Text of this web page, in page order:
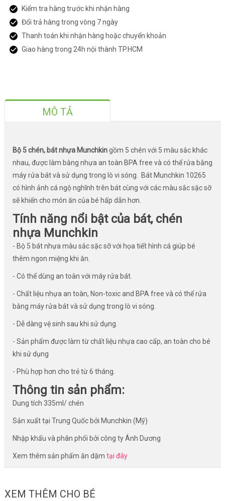
Kiểm tra hàng trước khi nhận hàng
Đổi trả hàng trong vòng 7 ngày
Thanh toán khi nhận hàng hoặc chuyển khoản
Giao hàng trong 24h nội thành TP.HCM
MÔ TẢ
Bộ 5 chén, bát nhựa Munchkingồm 5 chén với 5 màu sắc khác
nhau, được làm bằng nhựa an toàn BPA free và có thể rửa bằng
máy rửa bát và sử dụng trong lò vi sóng. Bát Munchkin 10265
có hình ảnh cá ngộ nghĩnh trên bát cùng với các màu sắc sặc sỡ
sẽ khiến cho món ăn của bé hấp dẫn hơn.
Tính năng nổi bật của bát, chén
nhựa Munchkin
- Bộ 5 bát nhựa màu sắc sặc sỡ với họa tiết hình cá giúp bé
thêm ngon miệng khi ăn.
- Có thể dùng an toàn với máy rửa bát.
- Chất liệu nhựa an toàn, Non-toxic and BPA free và có thể rửa
bằng máy rửa bát và sử dụng trong lò vi sóng.
- Dễ dàng vệ sinh sau khi sử dụng.
- Sản phẩm được làm từ chất liệu nhựa cao cấp, an toàn cho bé
khi sử dụng
- Phù hợp hơn cho trẻ từ 6 tháng.
Thông tin sản phẩm:
Dung tích 335ml/ chén
Sản xuất tại Trung Quốc bởi Munchkin (Mỹ)
Nhập khẩu và phân phối bởi công ty Ánh Dương
Xem thêm sản phẩm ăn dặm tại đây
XEM THÊM CHO BÉ